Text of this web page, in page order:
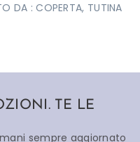
DA : COPERTA, TUTINA
TE LE
sempre aggiornato